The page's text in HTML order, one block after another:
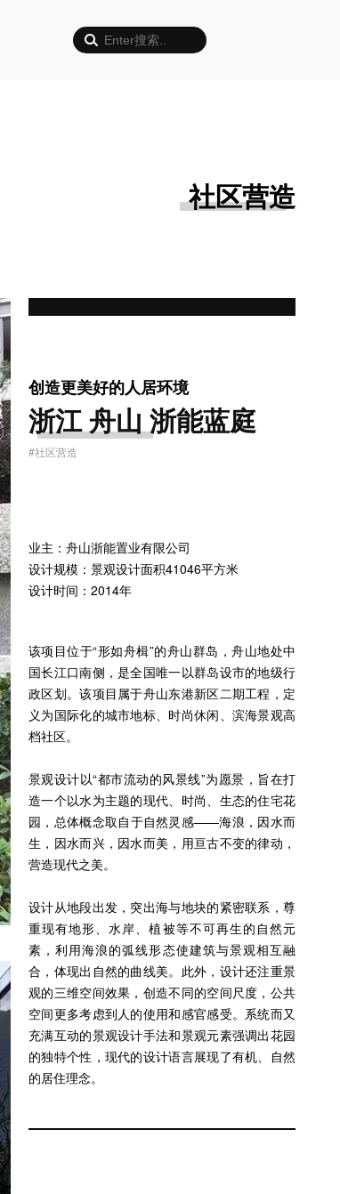
社区营造
创造更美好的人居环境
浙江 舟山 浙能蓝庭
#社区营造
业主：舟山浙能置业有限公司
设计规模：景观设计面积41046平方米
设计时间：2014年
该项目位于“形如舟楫”的舟山群岛，舟山地处中
国长江口南侧，是全国唯一以群岛设市的地级行
政区划。该项目属于舟山东港新区二期工程，定
义为国际化的城市地标、时尚休闲、滨海景观高
档社区。
景观设计以“都市流动的风景线”为愿景，旨在打
造一个以水为主题的现代、时尚、生态的住宅花
园，总体概念取自于自然灵感——海浪，因水而
生，因水而兴，因水而美，用亘古不变的律动，
营造现代之美。
设计从地段出发，突出海与地块的紧密联系，尊
重现有地形、水岸、植被等不可再生的自然元
素，利用海浪的弧线形态使建筑与景观相互融
合，体现出自然的曲线美。此外，设计还注重景
观的三维空间效果，创造不同的空间尺度，公共
空间更多考虑到人的使用和感官感受。系统而又
充满互动的景观设计手法和景观元素强调出花园
的独特个性，现代的设计语言展现了有机、自然
的居住理念。